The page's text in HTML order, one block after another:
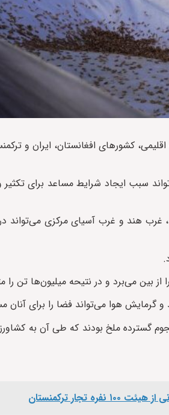
کشورهای افغانستان، ایران و
سبب ایجاد شرایط مساعد برای
غرب هند و غرب آسیای مرکزی می‌تواند
بین می‌برد و در نتیحه میلیون‌ها تن را
هوا می‌تواند فضا را برای آنان
ملخ بودند که طی آن به
ترکمنستان